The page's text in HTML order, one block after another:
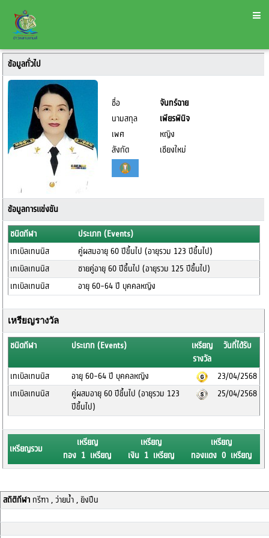
ข้อมูลทั่วไป
ชื่อ
จันทร์ฉาย
นามสกุล
เพียรพินิจ
เพศ
หญิง
สังกัด
เชียงใหม่
ข้อมูลการแข่งขัน
ชนิดกีฬา
ประเภท (Events)
เทเบิลเทนนิส
คู่ผสมอายุ 60 ปีขึ้นไป (อายุรวม 123 ปีขึ้นไป)
เทเบิลเทนนิส
ชายคู่อายุ 60 ปีขึ้นไป (อายุรวม 125 ปีขึ้นไป)
เทเบิลเทนนิส
อายุ 60-64 ปี บุคคลหญิง
เหรียญรางวัล
ชนิดกีฬา ประเภท (Events)
เหรียญ
รางวัล
วันที่ได้รับ
เทเบิลเทนนิส อายุ 60-64 ปี บุคคลหญิง
23/04/2568
เทเบิลเทนนิส
คู่ผสมอายุ 60 ปีขึ้นไป (อายุรวม 123
ปีขึ้นไป)
25/04/2568
เหรียญรวม
เหรียญ
ทอง 1 เหรียญ
เหรียญ
เงิน 1 เหรียญ
เหรียญ
ทองแดง 0 เหรียญ
สถิติกีฬากรีฑา , ว่ายน้ำ , ยิงปืน